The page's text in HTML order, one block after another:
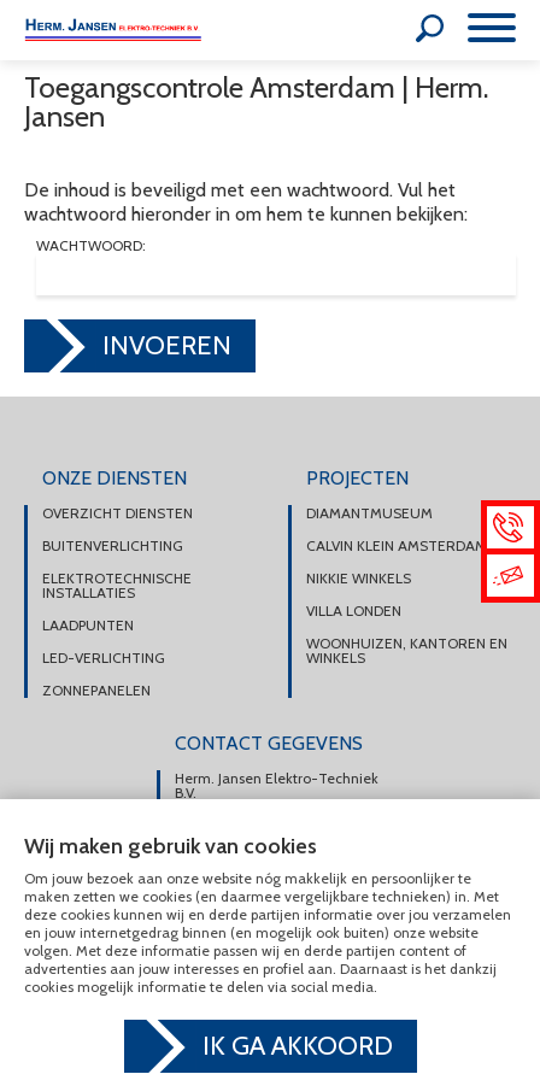
Toegangscontrole Amsterdam | Herm.
Jansen
De inhoud is beveiligd met een wachtwoord. Vul het
wachtwoord hieronder in om hem te kunnen bekijken:
WACHTWOORD:
INVOEREN
ONZE DIENSTEN
OVERZICHT DIENSTEN
BUITENVERLICHTING
ELEKTROTECHNISCHE
INSTALLATIES
LAADPUNTEN
LED-VERLICHTING
ZONNEPANELEN
PROJECTEN
DIAMANTMUSEUM
CALVIN KLEIN AMSTERDAM
NIKKIE WINKELS
VILLA LONDEN
WOONHUIZEN, KANTOREN EN
WINKELS
CONTACT GEGEVENS
Herm. Jansen Elektro-Techniek
B.V.
1046 AM Amsterdam
DIRECT CONTACT
OPNEMEN
020-6175225
MAIL ONS
© Herm. Jansen Elektro-Techniek B.V. 2020 - 2026
Wij maken gebruik van cookies
Om jouw bezoek aan onze website nóg makkelijk en persoonlijker te
maken zetten we cookies (en daarmee vergelijkbare technieken) in. Met
deze cookies kunnen wij en derde partijen informatie over jou verzamelen
en jouw internetgedrag binnen (en mogelijk ook buiten) onze website
volgen. Met deze informatie passen wij en derde partijen content of
advertenties aan jouw interesses en profiel aan. Daarnaast is het dankzij
cookies mogelijk informatie te delen via social media.
IK GA AKKOORD